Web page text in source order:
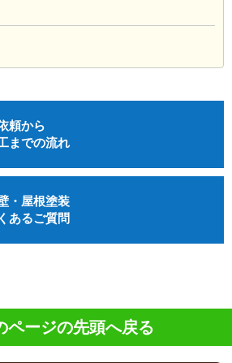
頼から
までの流れ
・屋根塗装
あるご質問
ページの先頭へ戻る